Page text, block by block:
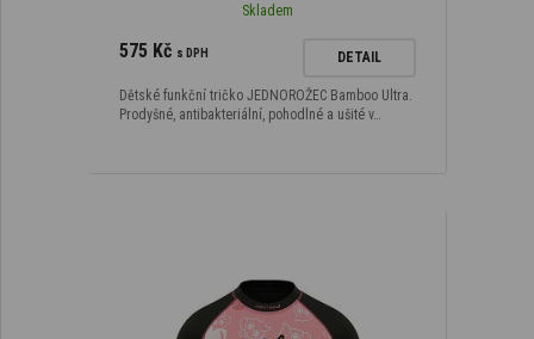
Skladem
575 Kč s DPH DETAIL
Dětské funkční tričko JEDNOROŽEC Bamboo Ultra.
Prodyšné, antibakteriální, pohodlné a ušité v…